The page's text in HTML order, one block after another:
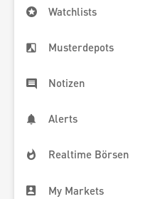
Watchlists
Musterdepots
Notizen
Alerts
Realtime Börsen
My Markets